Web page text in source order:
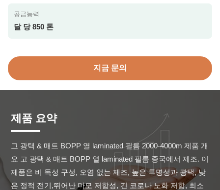
공급능력
달 당 850 톤
지금 문의
제품 요약
고 광택 & 매트 BOPP 열 laminated 필름 2000-4000m 제품 개
요 고 광택 & 매트 BOPP 열 laminated 필름 중국에서 제조. 이
제품은 비 독성 구성, 오염 없는 제조, 높은 투명성과 광택, 낮
은 정적 전기,뛰어난 마모 저항성, 긴 코로나 노화 저항, 최소